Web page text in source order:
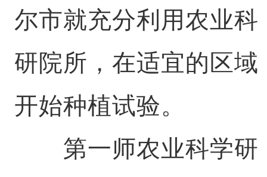
尔市就充分利用农业科
研院所，在适宜的区域
开始种植试验。
第一师农业科学研